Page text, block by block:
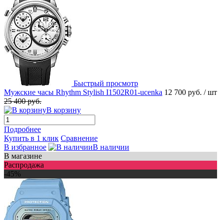
Быстрый просмотр
Мужские часы Rhythm Stylish I1502R01-ucenka 12 700 руб. / шт
25 400 руб.
В корзину
Подробнее
Купить в 1 клик Сравнение
В избранное
В наличии
В магазине
Распродажа
-45%